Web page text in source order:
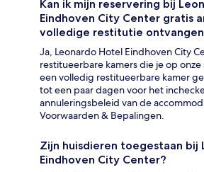
Kan ik mijn reservering bij
Eindhoven City Center gratis
volledige restitutie
Ja, Leonardo Hotel Eindhoven City
restitueerbare kamers die je op
een volledig restitueerbare kamer
tot een paar dagen voor het
annuleringsbeleid van de
Voorwaarden & Bepalingen.
Zijn huisdieren toegestaan bij
Eindhoven City Center?